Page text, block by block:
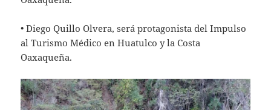
• Diego Quillo Olvera, será protagonista del Impulso
al Turismo Médico en Huatulco y la Costa
Oaxaqueña.